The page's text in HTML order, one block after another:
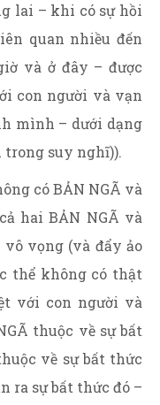
lai – khi có sự hồi
quan nhiều đến
và ở đây – được
con người và vạn
mình – dưới dạng
trong suy nghĩ)).
có BẢN NGÃ và
hai BẢN NGÃ và
vô vọng (và đẩy ảo
thể không có thật
với con người và
thuộc về sự bất
về sự bất thức
ra sự bất thức đó –